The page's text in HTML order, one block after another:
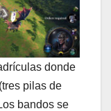
donde
pilas de
bandos se